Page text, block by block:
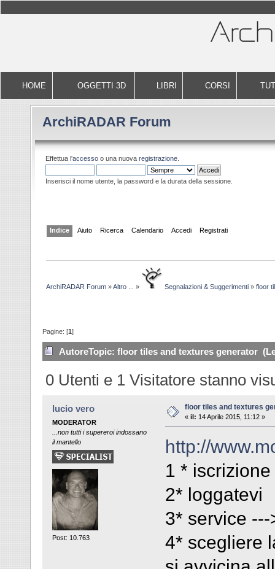
HOME OGGETTI 3D LIBRI CORSI
ArchiRADAR Forum
Effettua l'accesso o una nuova registrazione.
Inserisci il nome utente, la password e la durata della sessione.
Indice Aiuto Ricerca Calendario Accedi Registrati
ArchiRADAR Forum »Altro ... » Segnalazioni & Suggerimenti »floor
Pagine: [1]
AutoreTopic: floor tiles and textures generator
0 Utenti e 1 Visitatore stanno
lucio vero
MODERATOR
...non tutti i supereroi indossano
il mantello
Post: 10.763
floor tiles and textures
« il: 14 Aprile 2015, 11:12 »
http://
1 * iscrizione
2* loggatevi
3* service
4* scegliere